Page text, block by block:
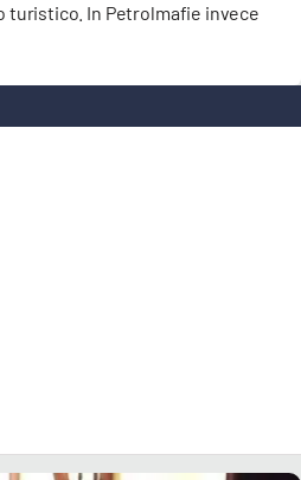
turistico. In Petrolmafie invece